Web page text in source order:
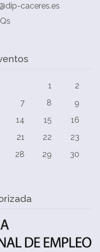
caceres.es
1
2
7 8
9
14 15
16
21 22
23
28 29
30